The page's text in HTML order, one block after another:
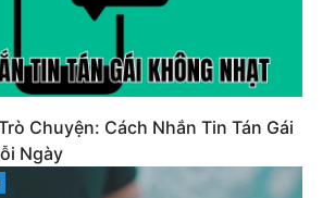
Chuyện: Cách Nhắn Tin Tán Gái
Ngày